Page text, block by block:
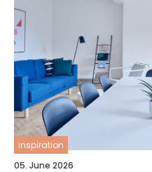
inspiration
05. June 2026